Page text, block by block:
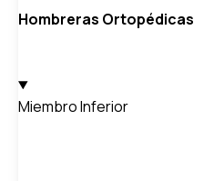
Hombreras Ortopédicas
Miembro Inferior